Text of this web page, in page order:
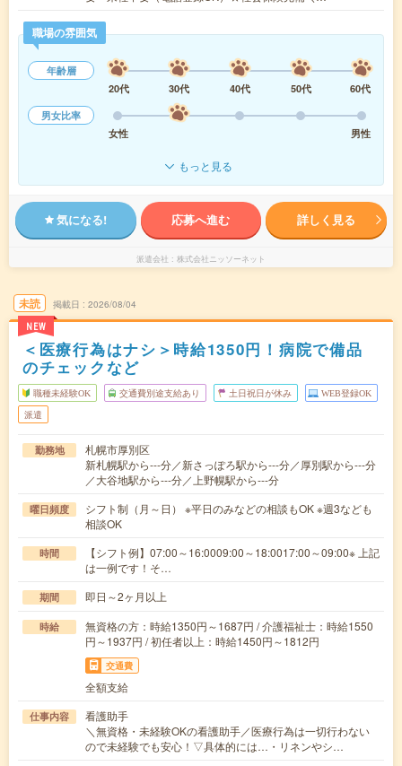
職場の雰囲気
年齢層
20代
30代 40代 50代
60代
男女比率
女性
男性
もっと見る
気になる! 応募へ進む 詳しく見る
派遣会社 株式会社ニッソーネット
未読
NEW
掲載日 2026/08/04
＜医療行為はナシ＞時給1350円！病院で備品
のチェックなど
職種未経験OK 交通費別途支給あり 土日祝日が休み WEB登録OK
派遣
勤務地
札幌市厚別区
新札幌駅から---分／新さっぽろ駅から---分／厚別駅から---分
／大谷地駅から---分／上野幌駅から---分
曜日頻度
シフト制（月～日） ※平日のみなどの相談もOK ※週3なども
相談OK
時間
【シフト例】07:00～16:0009:00～18:0017:00～09:00※ 上記
は一例です！そ…
期間 即日～2ヶ月以上
時給
無資格の方：時給1350円～1687円 / 介護福祉士：時給1550
円～1937円 / 初任者以上：時給1450円～1812円
交通費
全額支給
仕事内容
看護助手
＼無資格・未経験OKの看護助手／医療行為は一切行わない
ので未経験でも安心！▽具体的には…・リネンやシ…